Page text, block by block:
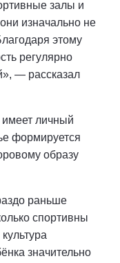
залы и
изначально не
этому
регулярно
— рассказал
личный
формируется
образу
раньше
спортивны
значительно